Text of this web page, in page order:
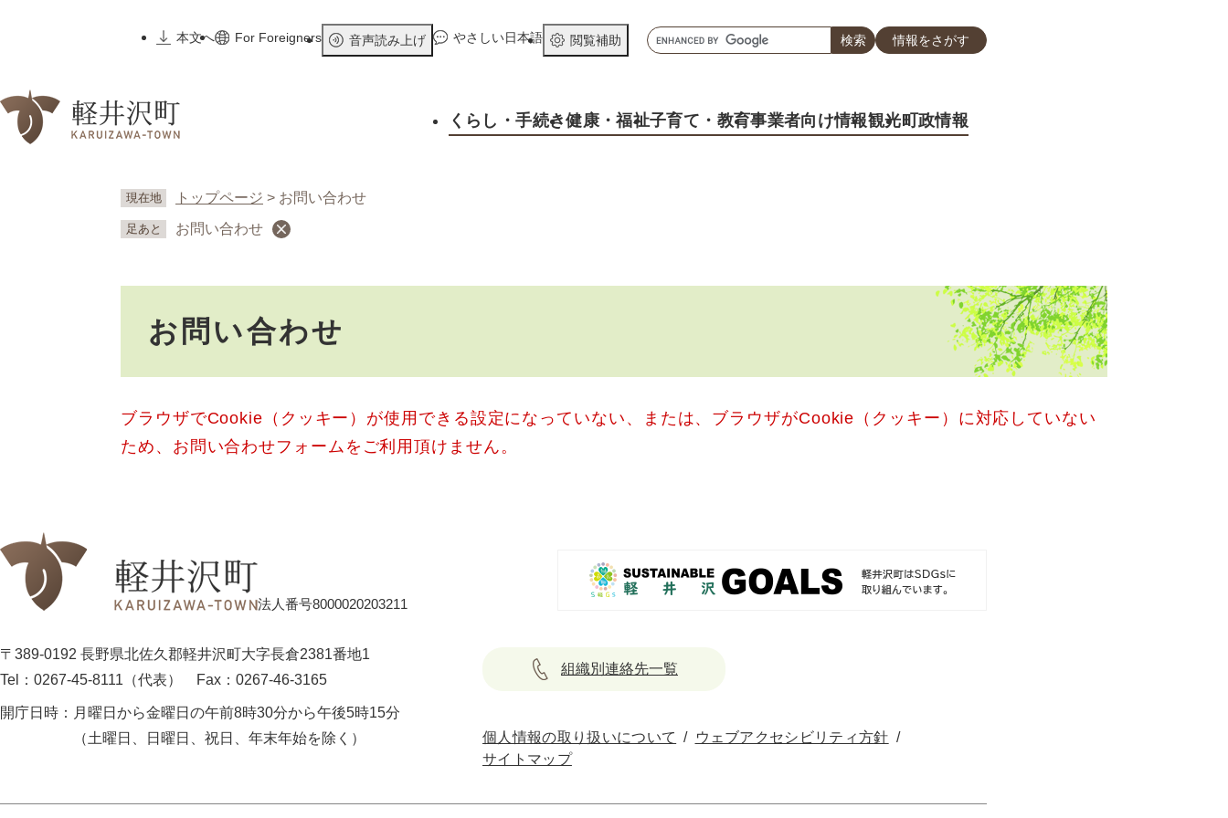
先
本文へ
For Foreigners 音声読み上げ やさしい日本語 閲覧補助
キ
ー
ド
情報をさがす
くらし ・手続き健康 ・福祉子育て ・教育事業者向け情報観光町政情報
現在地 トップページ > お問い合わせ
足あと お問い合わせ
お問い合わせ
ブラウザでCookie（クッキー）が使用できる設定になっていない、または、ブラウザがCookie（クッキー）に対応していない
ため、お問い合わせフォームをご利用頂けません。
法人番号8000020203211
〒389-0192 長野県北佐久郡軽井沢町大字長倉2381番地1
Tel：0267-45-8111（代表）
Fax：0267-46-3165
開庁日時： 月曜日から金曜日の午前8時30分から午後5時15分
（土曜日、日曜日、祝日、年末年始を除く）
組織別連絡先一覧
個人情報の取り扱いについて
ウェブアクセシビリティ方針
サイトマップ